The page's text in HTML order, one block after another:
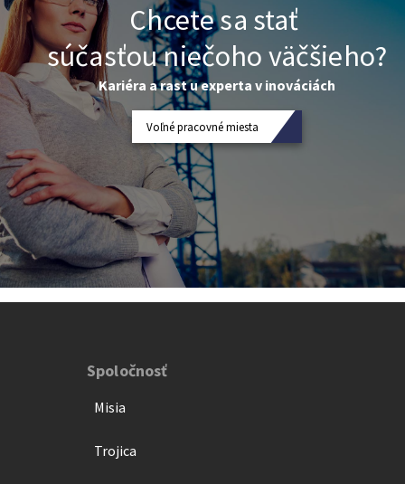
Chcete sa stať
súčasťou niečoho väčšieho?
Kariéra a rast u experta v inováciách
Voľné pracovné miesta
Spoločnosť
Misia
Trojica